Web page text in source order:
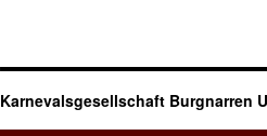
Karnevalsgesellschaft Burgnarren